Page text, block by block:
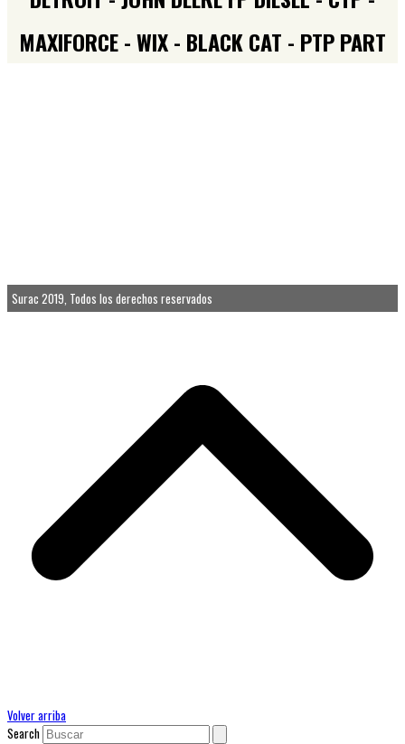
MAXIFORCE - WIX - BLACK CAT - PTP PART
Surac 2019, Todos los derechos reservados
Volver arriba
Search